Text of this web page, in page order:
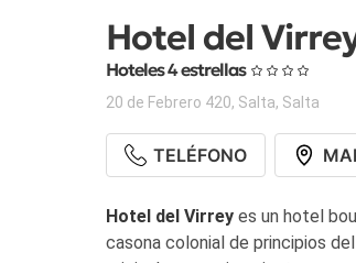
Hotel del
Hoteles 4 estrellas
20 de Febrero 420, Salta, Salta
TELÉFONO
Hotel del Virrey es un hotel
casona colonial de principios